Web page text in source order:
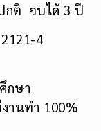
กติ จบได้ 3 ปี
4
กษา
านทำ 100%